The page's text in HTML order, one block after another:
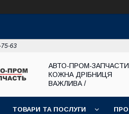
63
АВТО-ПРОМ-
КОЖНА ДРІБНИЦЯ
ВАЖЛИВА /
ТОВАРИ ТА ПОСЛУГИ